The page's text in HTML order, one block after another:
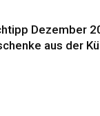
Dezember
aus der